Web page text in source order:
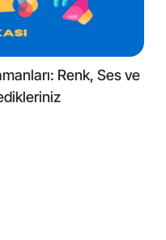
Renk, Ses ve